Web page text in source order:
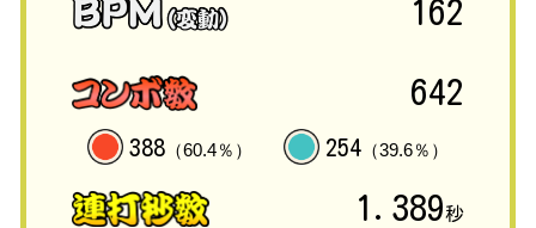
162
642
388 （60.4％） 254（39.6％）
1.389秒